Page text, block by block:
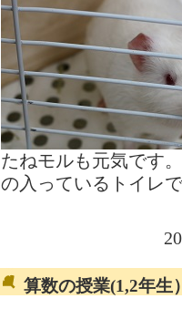
たねモルも元気です
の入っているトイレ
算数の授業(1,2年生）